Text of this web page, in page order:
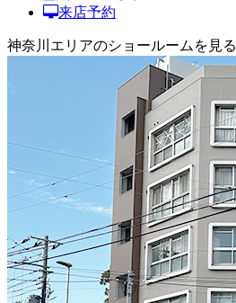
来店予約
神奈川エリアのショールームを見る